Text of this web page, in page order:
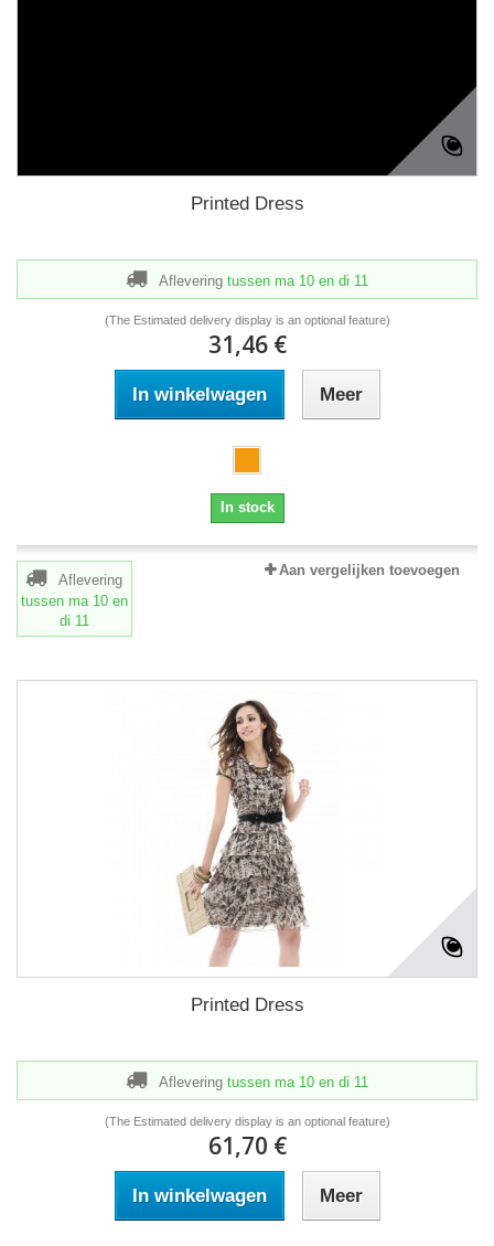
Printed Dress
Aflevering tussen ma 10 en di 11
(The Estimated delivery display is an optional feature)
31,46 €
In winkelwagen Meer
In stock
Aflevering
tussen ma 10 en
di 11
Aan vergelijken toevoegen
Printed Dress
Aflevering tussen ma 10 en di 11
(The Estimated delivery display is an optional feature)
61,70 €
In winkelwagen Meer